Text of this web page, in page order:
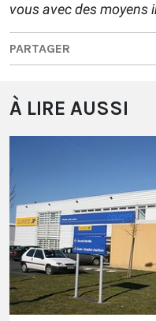
vous avec des moyens
PARTAGER
À LIRE AUSSI